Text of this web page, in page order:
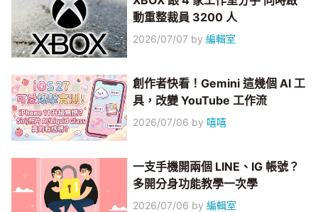
動重整裁員 3200 人
2026/07/07 by編輯室
創作者快看！Gemini 這幾個 AI 工
具，改變 YouTube 工作流
2026/07/06 by 嘻嘻
一支手機開兩個 LINE、IG 帳號？
多開分身功能教學一次學
2026/07/06 by編輯室